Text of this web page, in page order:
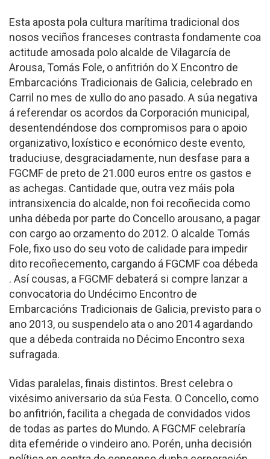
Esta aposta pola cultura marítima tradicional dos
nosos veciños franceses contrasta fondamente coa
actitude amosada polo alcalde de Vilagarcía de
Arousa, Tomás Fole, o anfitrión do X Encontro de
Embarcacións Tradicionais de Galicia, celebrado en
Carril no mes de xullo do ano pasado. A súa negativa
á referendar os acordos da Corporación municipal,
desentendéndose dos compromisos para o apoio
organizativo, loxístico e económico deste evento,
traduciuse, desgraciadamente, nun desfase para a
FGCMF de preto de 21.000 euros entre os gastos e
as achegas. Cantidade que, outra vez máis pola
intransixencia do alcalde, non foi recoñecida como
unha débeda por parte do Concello arousano, a pagar
con cargo ao orzamento do 2012. O alcalde Tomás
Fole, fixo uso do seu voto de calidade para impedir
dito recoñecemento, cargando á FGCMF coa débeda
. Así cousas, a FGCMF debaterá si compre lanzar a
convocatoria do Undécimo Encontro de
Embarcacións Tradicionais de Galicia, previsto para o
ano 2013, ou suspendelo ata o ano 2014 agardando
que a débeda contraida no Décimo Encontro sexa
sufragada.
Vidas paralelas, finais distintos. Brest celebra o
vixésimo aniversario da súa Festa. O Concello, como
bo anfitrión, facilita a chegada de convidados vidos
de todas as partes do Mundo. A FGCMF celebraría
dita efeméride o vindeiro ano. Porén, unha decisión